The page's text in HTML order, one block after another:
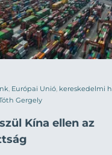
, Európai Unió, kereskedelmi
Gergely
Kína ellen az